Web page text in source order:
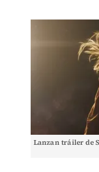
Lanzan tráiler de